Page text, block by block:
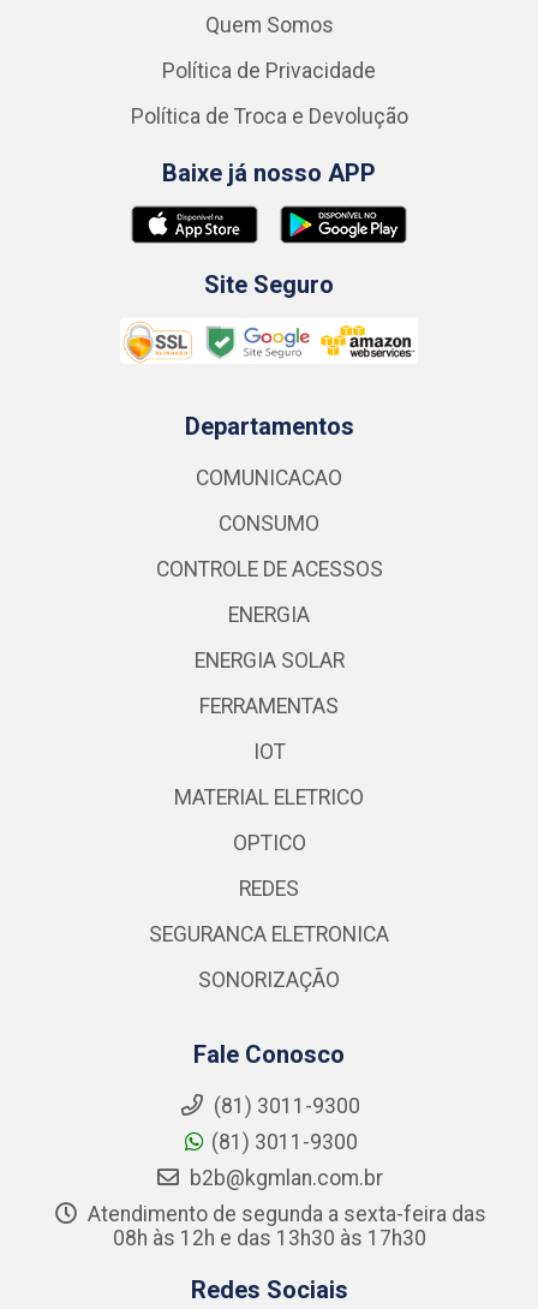
Quem Somos
Política de Privacidade
Política de Troca e Devolução
Baixe já nosso APP
Site Seguro
Departamentos
COMUNICACAO
CONSUMO
CONTROLE DE ACESSOS
ENERGIA
ENERGIA SOLAR
FERRAMENTAS
IOT
MATERIAL ELETRICO
OPTICO
REDES
SEGURANCA ELETRONICA
SONORIZAÇÃO
Fale Conosco
(81) 3011-9300
(81) 3011-9300
b2b@kgmlan.com.br
Atendimento de segunda a sexta-feira das
08h às 12h e das 13h30 às 17h30
Redes Sociais